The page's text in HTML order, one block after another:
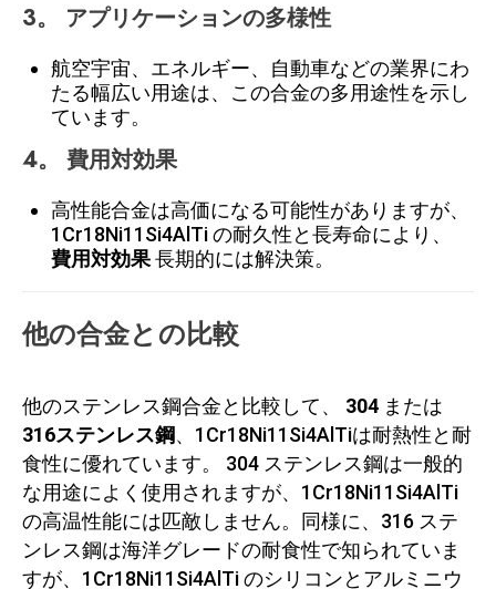
3。 アプリケーションの多様性
航空宇宙、エネルギー、自動車などの業界にわ
たる幅広い用途は、この合金の多用途性を示し
ています。
4。 費用対効果
高性能合金は高価になる可能性がありますが、
1Cr18Ni11Si4AlTi の耐久性と長寿命により、
費用対効果長期的には解決策。
他の合金との比較
他のステンレス鋼合金と比較して、 304 または
316ステンレス鋼、1Cr18Ni11Si4AlTiは耐熱性と耐
食性に優れています。 304 ステンレス鋼は一般的
な用途によく使用されますが、1Cr18Ni11Si4AlTi
の高温性能には匹敵しません。同様に、316 ステ
ンレス鋼は海洋グレードの耐食性で知られていま
すが、1Cr18Ni11Si4AlTi のシリコンとアルミニウ